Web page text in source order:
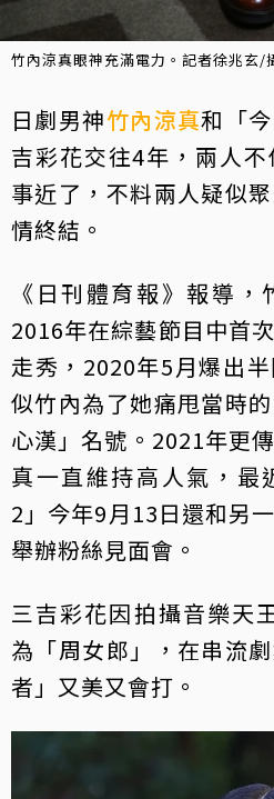
竹內涼真眼神充滿電力。記者徐兆玄/
日劇男神竹內涼真和「
吉彩花交往4年，兩人
事近了，不料兩人疑似
情終結。
《日刊體育報》報導
2016年在綜藝節目中首
走秀，2020年5月爆出
似竹內為了她痛甩當時
心漢」名號。2021年更
真一直維持高人氣，最
2」今年9月13日還和另
舉辦粉絲見面會。
三吉彩花因拍攝音樂天
為「周女郎」，在串流
者」又美又會打。